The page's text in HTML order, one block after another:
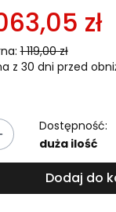
zł
1 119,00 zł
z 30 dni przed
Dostępność:
duża ilość
Dodaj do